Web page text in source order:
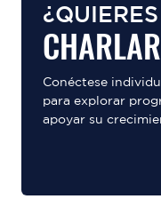
¿QUIERES
Conéctese
para explorar
apoyar su